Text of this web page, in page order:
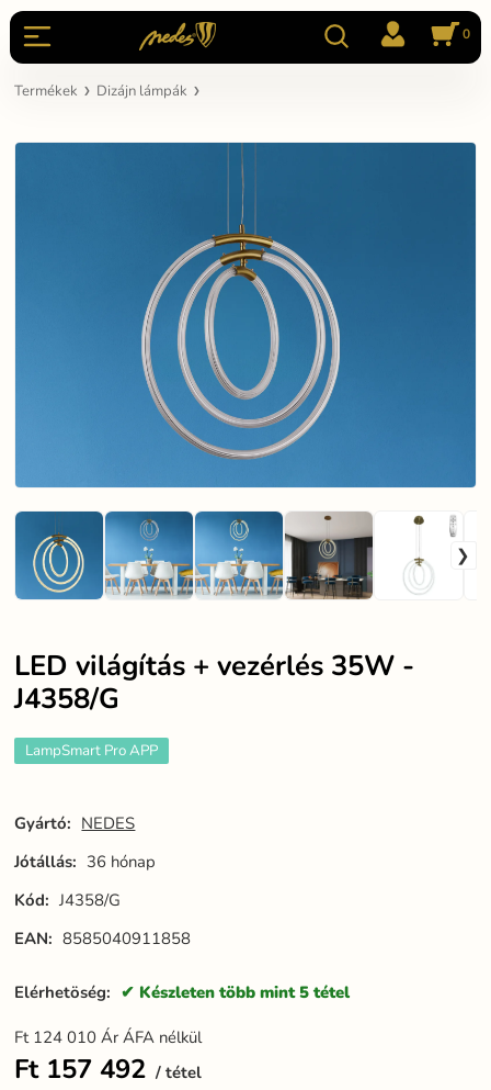
0
Termékek Dizájn lámpák
LED világítás + vezérlés 35W -
J4358/G
LampSmart Pro APP
Gyártó: NEDES
Jótállás: 36 hónap
Kód: J4358/G
EAN: 8585040911858
Elérhetöség: Készleten több mint 5 tétel
Ft 124 010 Ár ÁFA nélkül
Ft 157 492 tétel